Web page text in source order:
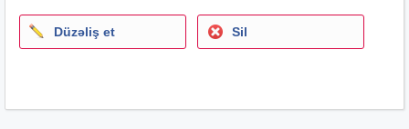
Düzəliş et Sil